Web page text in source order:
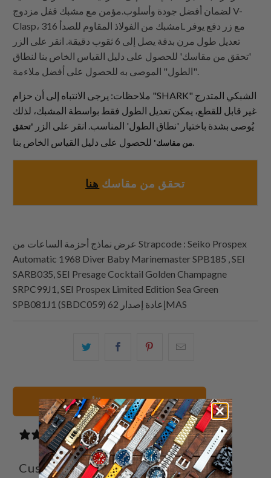
لضمان أفضل جودة وأسلوب.مؤمن مع مشبك قفل مزدوج V-
Clasp، مشبك من الفولاذ المقاوم للصدأ 316L مع زر دفع يوفر
تعديل طول مرن بدقة يصل إلى 6 ثقوب دقيقة. انقر على الزر
'تحقق من مقاسك' للحصول على دليل القياس الخاص بنا لنطاق
"الطول" الموصى به للحصول على أفضل ملاءمة.
ملاحظات: يرجى الانتباه إلى أن حزام "SHARK" الشبكي المتدرج
غير قابل للقطع، يمكن تعديل الطول فقط بواسطة المشبك، لذلك
يُوصى بشدة باختيار 'نطاق الطول' المناسب. انقر على الزر 'تحقق
من مقاسك'للحصول على دليل القياس الخاص بنا.
تحقق من مقاسك هنا
عرض نماذج أحزمة الساعات منStrapcode : Seiko Prospex
Automatic 1968 Diver Baby Marinemaster SPB185 , SEI
SARB035, SEI Presage Cocktail Golden Champagne
SRPC99J1, SEI Prospex Limited Edition Sea Green
SPB081J1 (SBDC059) إعادة إصدار 62MAS
شارك
شارك
شارك
صديق
عرض جميع الأساور
6 reviews
Customer reviews